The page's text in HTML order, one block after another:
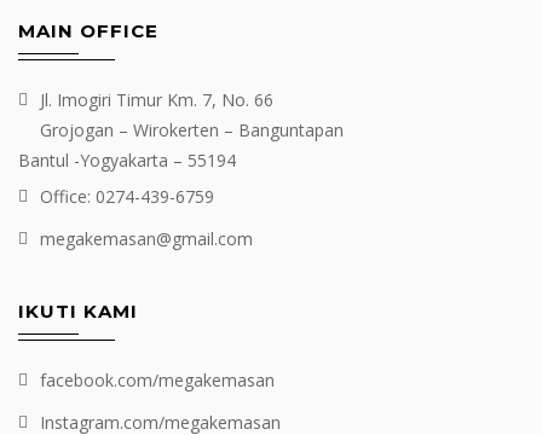
MAIN OFFICE
Jl. Imogiri Timur Km. 7, No. 66
Grojogan – Wirokerten – Banguntapan
Bantul -Yogyakarta – 55194
Office: 0274-439-6759
megakemasan@gmail.com
IKUTI KAMI
facebook.com/megakemasan
Instagram.com/megakemasan